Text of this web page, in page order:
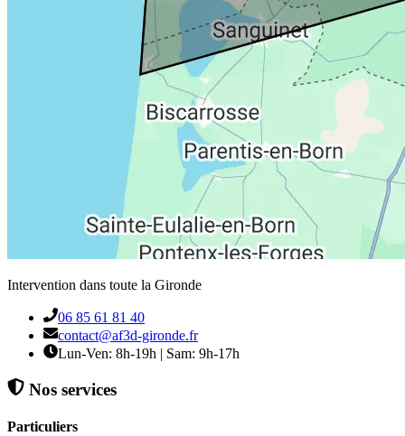
Intervention dans toute la Gironde
06 85 61 81 40
contact@af3d-gironde.fr
Lun-Ven: 8h-19h | Sam: 9h-17h
Nos services
Particuliers